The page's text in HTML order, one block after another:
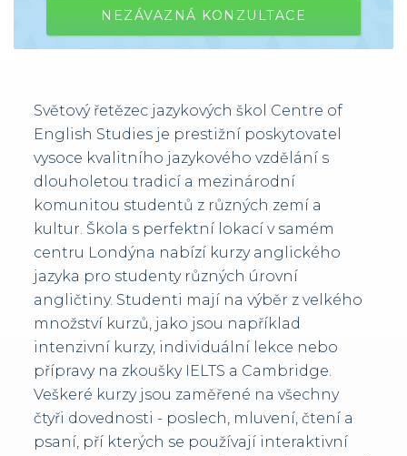
NEZÁVAZNÁ KONZULTACE
Světový řetězec jazykových škol Centre of
English Studies je prestižní poskytovatel
vysoce kvalitního jazykového vzdělání s
dlouholetou tradicí a mezinárodní
komunitou studentů z různých zemí a
kultur. Škola s perfektní lokací v samém
centru Londýna nabízí kurzy anglického
jazyka pro studenty různých úrovní
angličtiny. Studenti mají na výběr z velkého
množství kurzů, jako jsou například
intenzivní kurzy, individuální lekce nebo
přípravy na zkoušky IELTS a Cambridge.
Veškeré kurzy jsou zaměřené na všechny
čtyři dovednosti - poslech, mluvení, čtení a
psaní, pří kterých se používají interaktivní